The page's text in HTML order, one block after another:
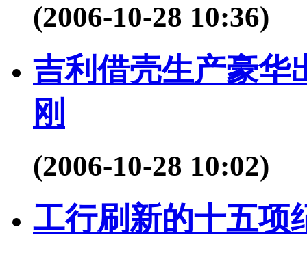
(2006-10-28 10:36)
吉利借壳生产豪华
刚
(2006-10-28 10:02)
工行刷新的十五项